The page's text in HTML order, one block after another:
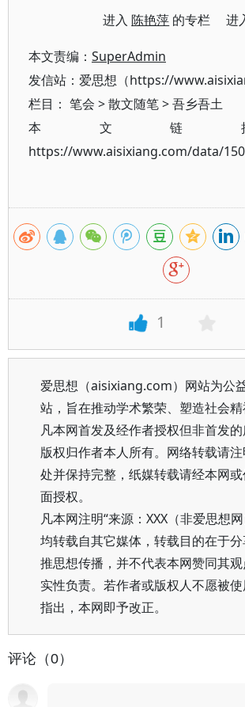
进入陈艳萍 的专栏 进
本文责编： SuperAdmin
发信站：爱思想（https://
栏目： 笔会 >散文随笔>吾乡吾土
本文链
https://www.aisixiang.com/data/
1
爱思想（aisixiang.com）网站为公
站，旨在推动学术繁荣、塑造社会精
凡本网首发及经作者授权但非首发的
版权归作者本人所有。网络转载请
处并保持完整，纸媒转载请经本网
面授权。
凡本网注明“来源：XXX（非爱思想网
均转载自其它媒体，转载目的在于
推思想传播，并不代表本网赞同其
实性负责。若作者或版权人不愿被
指出，本网即予改正。
评论（0）